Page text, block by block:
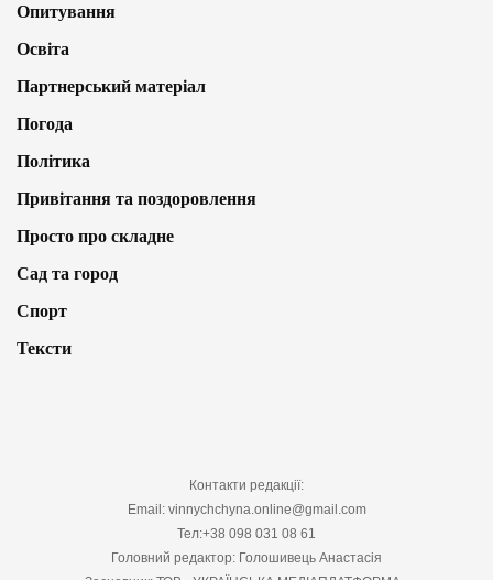
Опитування
Освіта
Партнерський матеріал
Погода
Політика
Привітання та поздоровлення
Просто про складне
Сад та город
Спорт
Тексти
Контакти редакції:
Email: vinnychchyna.online@gmail.com
Тел:+38 098 031 08 61
Головний редактор: Голошивець Анастасія